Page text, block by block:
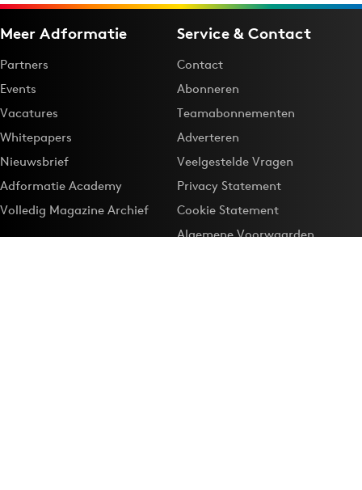
Meer Adformatie
Partners
Events
Vacatures
Whitepapers
Nieuwsbrief
Adformatie Academy
Volledig Magazine Archief
Service & Contact
Contact
Abonneren
Teamabonnementen
Adverteren
Veelgestelde Vragen
Privacy Statement
Cookie Statement
Algemene Voorwaarden